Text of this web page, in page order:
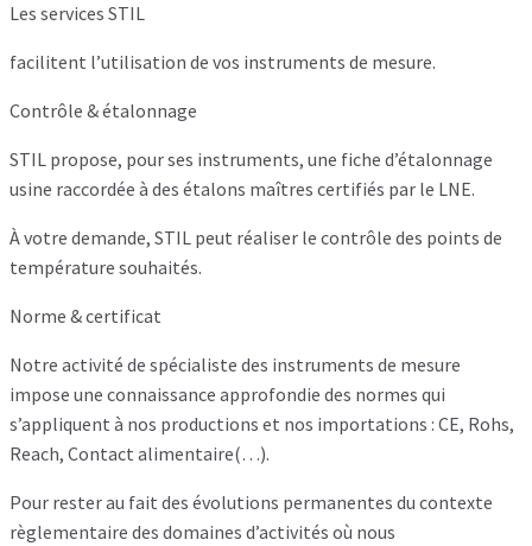
Les services STIL
facilitent l’utilisation de vos instruments de mesure.
Contrôle & étalonnage
STIL propose, pour ses instruments, une fiche d’étalonnage
usine raccordée à des étalons maîtres certifiés par le LNE.
À votre demande, STIL peut réaliser le contrôle des points de
température souhaités.
Norme & certificat
Notre activité de spécialiste des instruments de mesure
impose une connaissance approfondie des normes qui
s’appliquent à nos productions et nos importations : CE, Rohs,
Reach, Contact alimentaire(…).
Pour rester au fait des évolutions permanentes du contexte
règlementaire des domaines d’activités où nous